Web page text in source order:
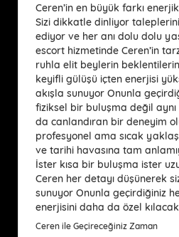
Ceren’in en büyük farkı
Sizi dikkatle dinliyor
ediyor ve her anı dolu dolu
escort hizmetinde Ceren’in
ruhla elit beylerin
keyifli gülüşü içten enerjisi
akışla sunuyor Onunla
fiziksel bir buluşma değil
da canlandıran bir deneyim
profesyonel ama sıcak
ve tarihi havasına tam
İster kısa bir buluşma ister
Ceren her detayı düşünerek
sunuyor Onunla geçirdiğiniz
enerjisini daha da özel kılacak
Ceren ile Geçireceğiniz Zaman